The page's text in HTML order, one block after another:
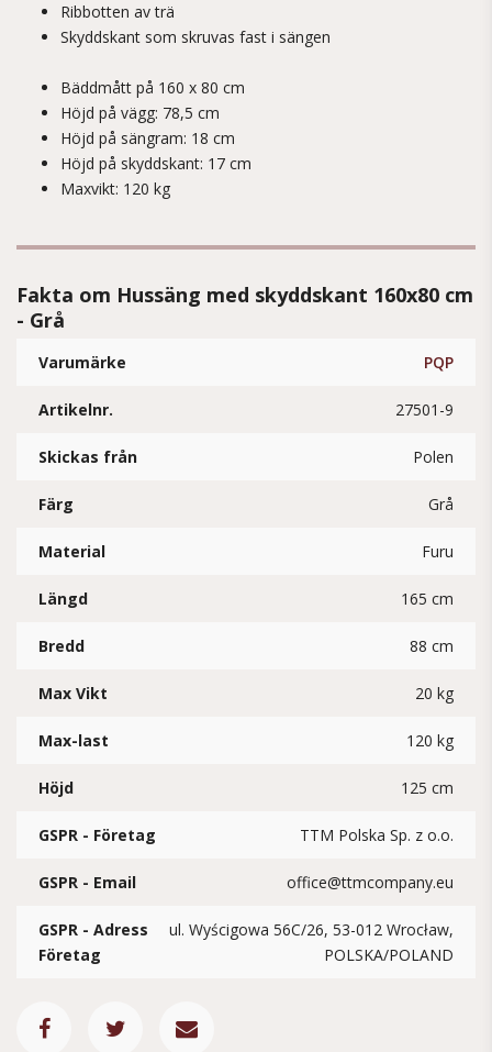
Ribbotten av trä
Skyddskant som skruvas fast i sängen
Bäddmått på 160 x 80 cm
Höjd på vägg: 78,5 cm
Höjd på sängram: 18 cm
Höjd på skyddskant: 17 cm
Maxvikt: 120 kg
Fakta om Hussäng med skyddskant 160x80 cm
- Grå
Varumärke PQP
Artikelnr. 27501-9
Skickas från Polen
Färg Grå
Material Furu
Längd 165 cm
Bredd 88 cm
Max Vikt 20 kg
Max-last 120 kg
Höjd 125 cm
GSPR - Företag TTM Polska Sp. z o.o.
GSPR - Email office@ttmcompany.eu
GSPR - Adress
Företag
ul. Wyścigowa 56C/26, 53-012 Wrocław,
POLSKA/POLAND